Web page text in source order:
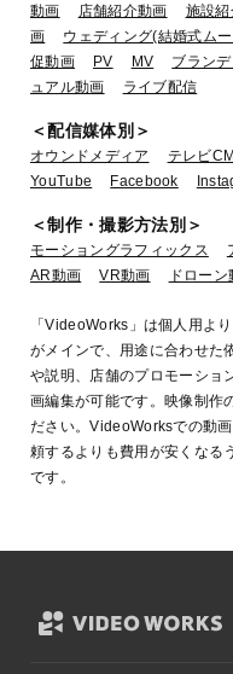
動画
店舗紹介動画 施設紹
画
ウェディング(結婚式ム
促動画
PV MV ブラン
ュアル動画
ライブ配信
＜配信媒体別＞
オウンドメディア テレビCM
YouTube
Facebook
＜制作・撮影方法別＞
モーショングラフィックス
AR動画
VR動画 ドローン
「VideoWorks」は個人用よ
がメインで、用途に合わせた
や説明、店舗のプロモーショ
画編集が可能です。映像制作
ださい。VideoWorksでの動
頼するよりも費用が安くなる
です。